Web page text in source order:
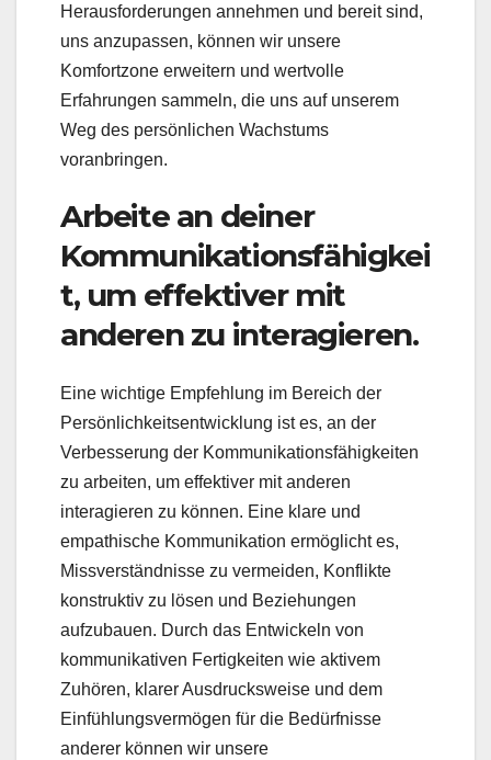
Herausforderungen annehmen und bereit sind,
uns anzupassen, können wir unsere
Komfortzone erweitern und wertvolle
Erfahrungen sammeln, die uns auf unserem
Weg des persönlichen Wachstums
voranbringen.
Arbeite an deiner
Kommunikationsfähigkei
t, um effektiver mit
anderen zu interagieren.
Eine wichtige Empfehlung im Bereich der
Persönlichkeitsentwicklung ist es, an der
Verbesserung der Kommunikationsfähigkeiten
zu arbeiten, um effektiver mit anderen
interagieren zu können. Eine klare und
empathische Kommunikation ermöglicht es,
Missverständnisse zu vermeiden, Konflikte
konstruktiv zu lösen und Beziehungen
aufzubauen. Durch das Entwickeln von
kommunikativen Fertigkeiten wie aktivem
Zuhören, klarer Ausdrucksweise und dem
Einfühlungsvermögen für die Bedürfnisse
anderer können wir unsere